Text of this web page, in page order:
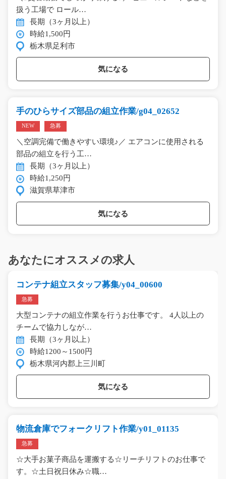
扱う工場で ロール…
長期（3ヶ月以上）
時給1,500円
栃木県足利市
気になる
手のひらサイズ部品の組立作業/g04_02652
NEW 急募
＼空調完備で働きやすい環境♪／ エアコンに使用される
部品の組立を行う工…
長期（3ヶ月以上）
時給1,250円
滋賀県草津市
気になる
あなたにオススメの求人
コンテナ組立スタッフ募集/y04_00600
急募
大型コンテナの組立作業を行うお仕事です。 4人以上の
チームで協力しなが…
長期（3ヶ月以上）
時給1200～1500円
栃木県河内郡上三川町
気になる
物流倉庫でフォークリフト作業/y01_01135
急募
☆大手お菓子商品を運搬する☆リーチリフトのお仕事で
す。☆土日祝日休み☆職…